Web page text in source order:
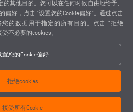
- 75417 Mühlacker - Germany - Phone+49 7041-14 0
mail@elumatec.com
20 - 75417 Mühlacker - Germany
的其他目的。您可以在任何时候自由地给予、
偏好，点击 "设置您的Cookie偏好"。通过点击
您的数据用于指定的所有目的。点击 "拒绝
不必要的cookies。
置您的Cookie偏好
拒绝cookies
接受所有Cookie